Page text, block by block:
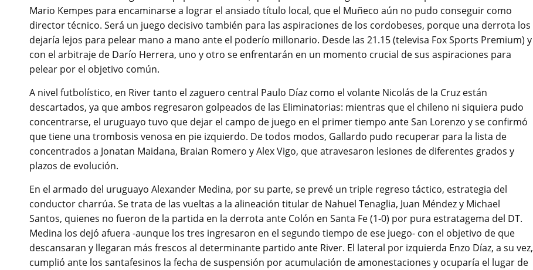
Mario Kempes para encaminarse a lograr el ansiado título local, que el Muñeco aún no pudo conseguir como
director técnico. Será un juego decisivo también para las aspiraciones de los cordobeses, porque una derrota los
dejaría lejos para pelear mano a mano ante el poderío millonario. Desde las 21.15 (televisa Fox Sports Premium) y
con el arbitraje de Darío Herrera, uno y otro se enfrentarán en un momento crucial de sus aspiraciones para
pelear por el objetivo común.
A nivel futbolístico, en River tanto el zaguero central Paulo Díaz como el volante Nicolás de la Cruz están
descartados, ya que ambos regresaron golpeados de las Eliminatorias: mientras que el chileno ni siquiera pudo
concentrarse, el uruguayo tuvo que dejar el campo de juego en el primer tiempo ante San Lorenzo y se confirmó
que tiene una trombosis venosa en pie izquierdo. De todos modos, Gallardo pudo recuperar para la lista de
concentrados a Jonatan Maidana, Braian Romero y Alex Vigo, que atravesaron lesiones de diferentes grados y
plazos de evolución.
En el armado del uruguayo Alexander Medina, por su parte, se prevé un triple regreso táctico, estrategia del
conductor charrúa. Se trata de las vueltas a la alineación titular de Nahuel Tenaglia, Juan Méndez y Michael
Santos, quienes no fueron de la partida en la derrota ante Colón en Santa Fe (1-0) por pura estratagema del DT.
Medina los dejó afuera -aunque los tres ingresaron en el segundo tiempo de ese juego- con el objetivo de que
descansaran y llegaran más frescos al determinante partido ante River. El lateral por izquierda Enzo Díaz, a su vez,
cumplió ante los santafesinos la fecha de suspensión por acumulación de amonestaciones y ocuparía el lugar de